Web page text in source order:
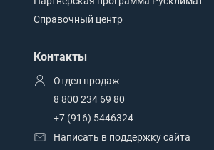
Справочный центр
Контакты
Отдел продаж
8 800 234 69 80
+7 (916) 5446324
Написать в поддержку сайта